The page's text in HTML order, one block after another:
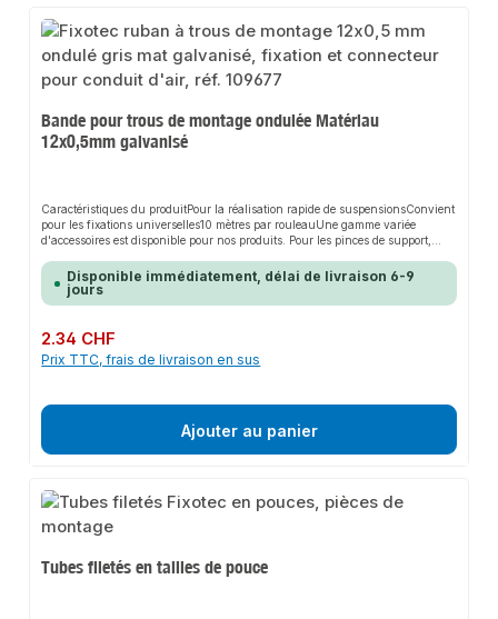
Bande pour trous de montage ondulée Matériau
12x0,5mm galvanisé
Caractéristiques du produitPour la réalisation rapide de suspensionsConvient
pour les fixations universelles10 mètres par rouleauUne gamme variée
d'accessoires est disponible pour nos produits. Pour les pinces de support,
les fixations de tubes.Données du produitlargeur : 12 mmbords
ondulésmatériau : acier galvaniséqpool24 - depuis plus de 20 ans votre
expert en - qualité professionnelle - livraison rapide - service clientèle
Disponible immédiatement, délai de livraison 6-9
jours
Prix régulier :
2.34 CHF
Prix TTC, frais de livraison en sus
Ajouter au panier
Tubes filetés en tailles de pouce